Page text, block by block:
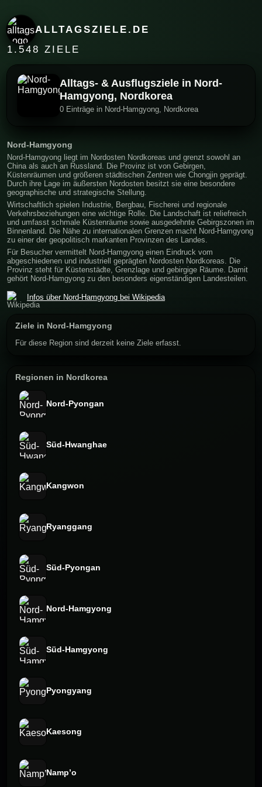
ALLTAGSZIELE.DE
1.548 ZIELE
Alltags- & Ausflugsziele in Nord-
Hamgyong, Nordkorea
0 Einträge in Nord-Hamgyong, Nordkorea
Nord-Hamgyong
Nord-Hamgyong liegt im Nordosten Nordkoreas und grenzt sowohl an
China als auch an Russland. Die Provinz ist von Gebirgen,
Küstenräumen und größeren städtischen Zentren wie Chongjin geprägt.
Durch ihre Lage im äußersten Nordosten besitzt sie eine besondere
geographische und strategische Stellung.
Wirtschaftlich spielen Industrie, Bergbau, Fischerei und regionale
Verkehrsbeziehungen eine wichtige Rolle. Die Landschaft ist reliefreich
und umfasst schmale Küstenräume sowie ausgedehnte Gebirgszonen im
Binnenland. Die Nähe zu internationalen Grenzen macht Nord-Hamgyong
zu einer der geopolitisch markanten Provinzen des Landes.
Für Besucher vermittelt Nord-Hamgyong einen Eindruck vom
abgeschiedenen und industriell geprägten Nordosten Nordkoreas. Die
Provinz steht für Küstenstädte, Grenzlage und gebirgige Räume. Damit
gehört Nord-Hamgyong zu den besonders eigenständigen Landesteilen.
Infos über Nord-Hamgyong bei Wikipedia
Ziele in Nord-Hamgyong
Für diese Region sind derzeit keine Ziele erfasst.
Regionen in Nordkorea
Nord-Pyongan
Süd-Hwanghae
Kangwon
Ryanggang
Süd-Pyongan
Nord-Hamgyong
Süd-Hamgyong
Pyongyang
Kaesong
Namp’o